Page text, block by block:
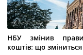
НБУ змінив
коштів: що